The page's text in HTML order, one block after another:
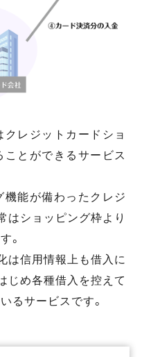
レジットカードショ
とができるサービス
能が備わったクレジ
はショッピング枠より
。
は信用情報上も借入に
じめ各種借入を控えて
るサービスです。